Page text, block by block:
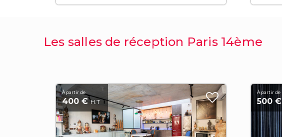
Les salles de réception Paris 14ème
À partir de
400 €H.T
À partir de
500 €